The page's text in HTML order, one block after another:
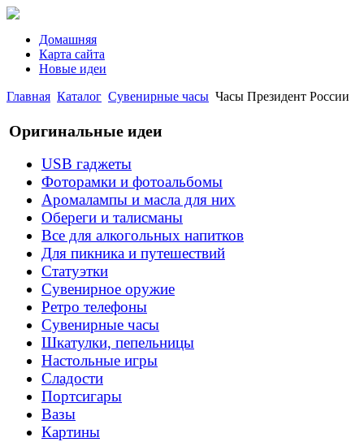
Домашняя
Карта сайта
Новые идеи
Главная Каталог Сувенирные часы Часы Президент России
Оригинальные идеи
USB гаджеты
Фоторамки и фотоальбомы
Аромалампы и масла для них
Обереги и талисманы
Все для алкогольных напитков
Для пикника и путешествий
Статуэтки
Сувенирное оружие
Ретро телефоны
Сувенирные часы
Шкатулки, пепельницы
Настольные игры
Сладости
Портсигары
Вазы
Картины